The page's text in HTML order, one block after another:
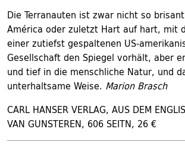
Die Terranauten ist zwar nicht so
América oder zuletzt Hart auf hart, mit
einer zutiefst gespaltenen US-
Gesellschaft den Spiegel vorhält, aber
und tief in die menschliche Natur, und
unterhaltsame Weise. Marion Brasch
CARL HANSER VERLAG, AUS DEM
VAN GUNSTEREN, 606 SEITN, 26 €